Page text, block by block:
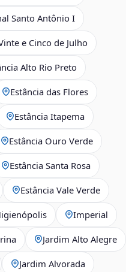
Santo Antônio I
e Cinco de Julho
Alto Rio Preto
Estância das Flores
Estância Itapema
Estância Ouro Verde
Estância Santa Rosa
Estância Vale Verde
Imperial
Jardim Alto Alegre
Jardim Alvorada